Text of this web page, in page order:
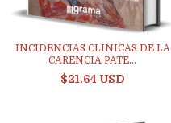
INCIDENCIAS CLÍNICAS DE LA
CARENCIA PATE...
$21.64 USD